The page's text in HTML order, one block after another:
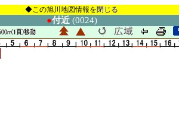
◆この旭川地図情報を閉じる
●付近(0024)